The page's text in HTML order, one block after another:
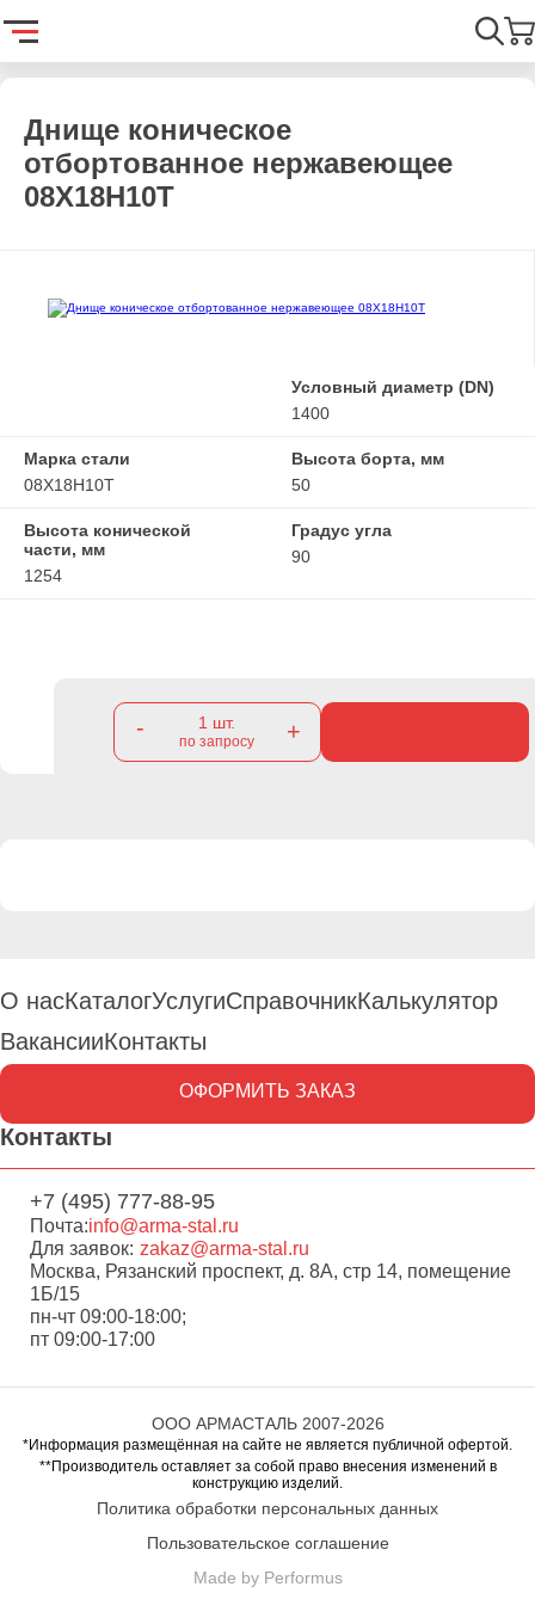
Найти
Главная
Днище коническое
отбортованное нержавеющее
08Х18Н10Т
Условный диаметр (DN)
1400
Марка стали
08Х18Н10Т
Высота борта, мм
50
Высота конической
части, мм
1254
Градус угла
90
- 1 шт.
по запросу +
О насКаталогУслугиСправочникКалькулятор
ВакансииКонтакты
ОФОРМИТЬ ЗАКАЗ
Контакты
+7 (495) 777-88-95
Почта:info@arma-stal.ru
Для заявок: zakaz@arma-stal.ru
Москва, Рязанский проспект, д. 8А, стр 14, помещение
1Б/15
пн-чт 09:00-18:00;
пт 09:00-17:00
ООО АРМАСТАЛЬ 2007-2026
*Информация размещённая на сайте не является публичной офертой.
**Производитель оставляет за собой право внесения изменений в
конструкцию изделий.
Политика обработки персональных данных
Пользовательское соглашение
Made by Performus
Перейти в корзину